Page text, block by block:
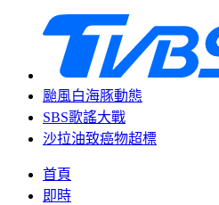
颱風白海豚動態
SBS歌謠大戰
沙拉油致癌物超標
首頁
即時